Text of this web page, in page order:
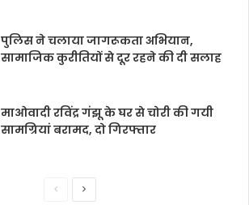
पुलिस ने चलाया जागरूकता अभियान,
सामाजिक कुरीतियों से दूर रहने की दी सलाह
माओवादी रविंद्र गंझू के घर से चोरी की गयी
सामग्रियां बरामद, दो गिरफ्तार
PreviousNext